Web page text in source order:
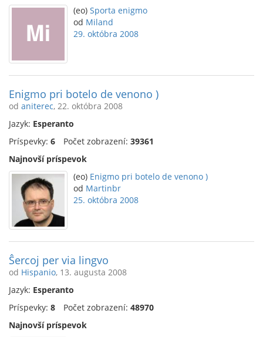
(eo) Sporta enigmo
od Miland
29. októbra 2008
Enigmo pri botelo de venono )
od aniterec, 22. októbra 2008
Jazyk: Esperanto
Príspevky: 6 Počet zobrazení: 39361
Najnovší príspevok
(eo) Enigmo pri botelo de venono )
od Martinbr
25. októbra 2008
Ŝercoj per via lingvo
od Hispanio, 13. augusta 2008
Jazyk: Esperanto
Príspevky: 8 Počet zobrazení: 48970
Najnovší príspevok